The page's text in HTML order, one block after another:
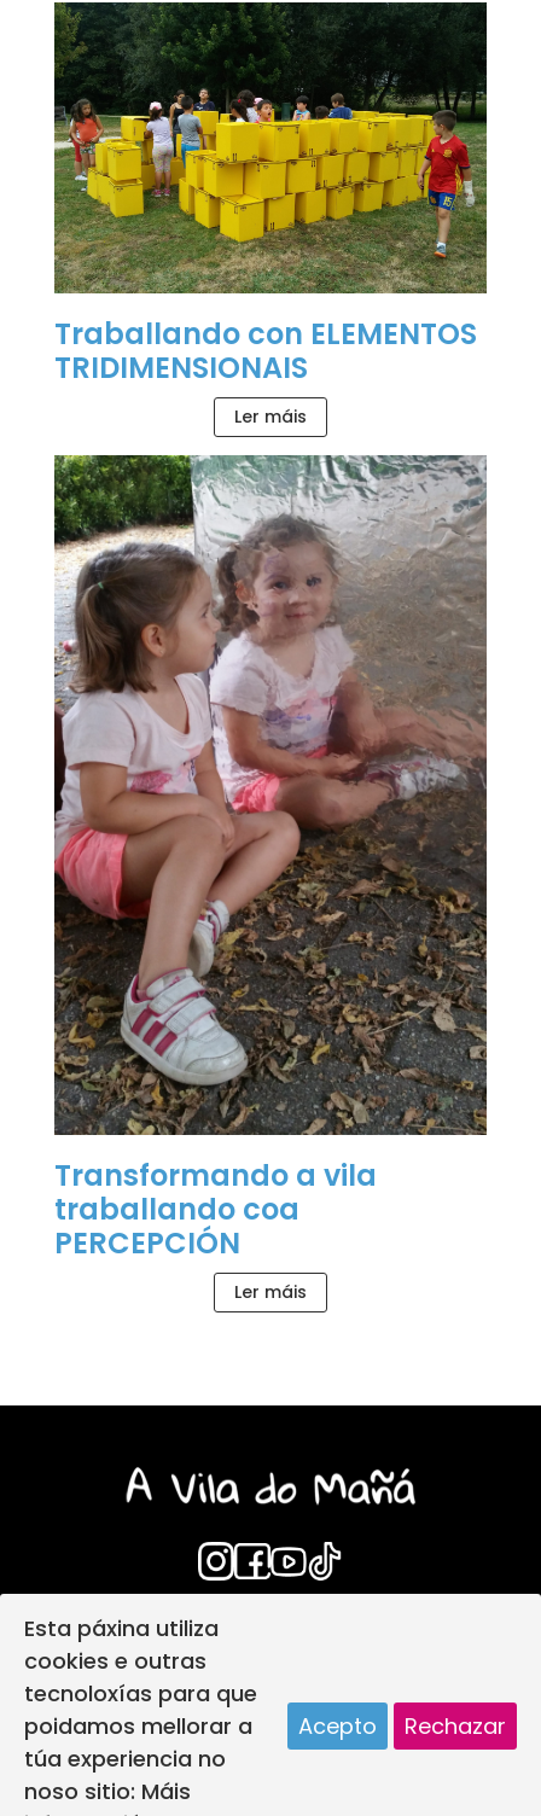
Traballando con ELEMENTOS
TRIDIMENSIONAIS
Ler máis
Transformando a vila
traballando coa
PERCEPCIÓN
Ler máis
Login
Política de privacidade
Política de protección infantil
Política de Cookies
Deseño web
A vila do mañá creada por
Esta páxina utiliza
cookies e outras
tecnoloxías para que
poidamos mellorar a
túa experiencia no
noso sitio: Máis
Acepto Rechazar